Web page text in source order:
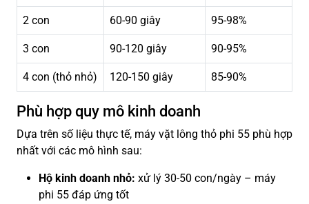
2 con 60-90 giây 95-98%
3 con 90-120 giây 90-95%
4 con (thỏ nhỏ) 120-150 giây 85-90%
Phù hợp quy mô kinh doanh
Dựa trên số liệu thực tế, máy vặt lông thỏ phi 55 phù hợp
nhất với các mô hình sau:
Hộ kinh doanh nhỏ: xử lý 30-50 con/ngày – máy
phi 55 đáp ứng tốt